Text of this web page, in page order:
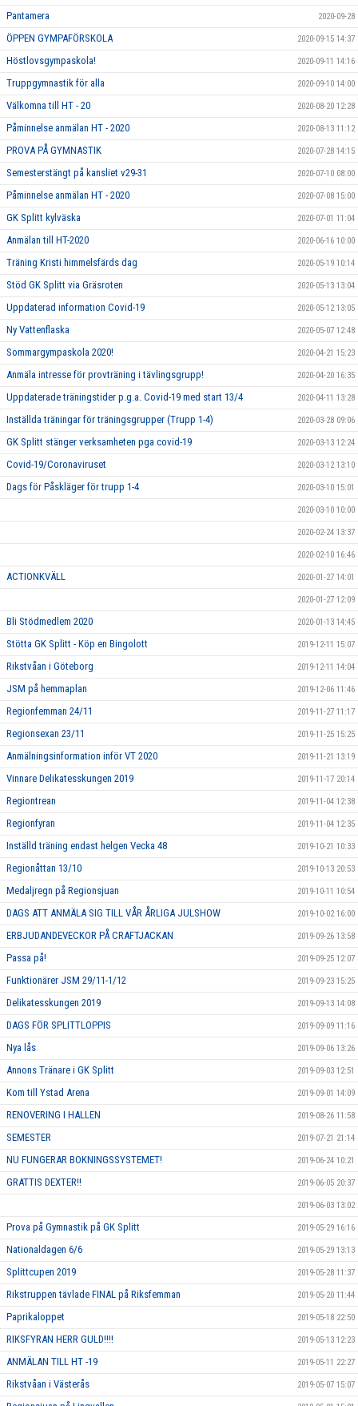
Pantamera 2020-09-28
ÖPPEN GYMPAFÖRSKOLA 2020-09-15 14:37
Höstlovsgympaskola! 2020-09-11 14:16
Truppgymnastik för alla 2020-09-10 14:00
Välkomna till HT - 20 2020-08-20 12:28
Påminnelse anmälan HT - 2020 2020-08-13 11:12
PROVA PÅ GYMNASTIK 2020-07-28 14:15
Semesterstängt på kansliet v29-31 2020-07-10 08:00
Påminnelse anmälan HT - 2020 2020-07-08 15:00
GK Splitt kylväska 2020-07-01 11:04
Anmälan till HT-2020 2020-06-16 10:00
Träning Kristi himmelsfärds dag 2020-05-19 10:14
Stöd GK Splitt via Gräsroten 2020-05-13 13:04
Uppdaterad information Covid-19 2020-05-12 13:05
Ny Vattenflaska 2020-05-07 12:48
Sommargympaskola 2020! 2020-04-21 15:23
Anmäla intresse för provträning i tävlingsgrupp! 2020-04-20 16:35
Uppdaterade träningstider p.g.a. Covid-19 med start 13/4 2020-04-11 13:28
Inställda träningar för träningsgrupper (Trupp 1-4) 2020-03-28 09:06
GK Splitt stänger verksamheten pga covid-19 2020-03-13 12:24
Covid-19/Coronaviruset 2020-03-12 13:10
Dags för Påskläger för trupp 1-4 2020-03-10 15:01
2020-03-10 10:00
2020-02-24 13:37
2020-02-10 16:46
ACTIONKVÄLL 2020-01-27 14:01
2020-01-27 12:09
Bli Stödmedlem 2020 2020-01-13 14:45
Stötta GK Splitt - Köp en Bingolott 2019-12-11 15:07
Rikstvåan i Göteborg 2019-12-11 14:04
JSM på hemmaplan 2019-12-06 11:46
Regionfemman 24/11 2019-11-27 11:17
Regionsexan 23/11 2019-11-25 15:25
Anmälningsinformation inför VT 2020 2019-11-21 13:19
Vinnare Delikatesskungen 2019 2019-11-17 20:14
Regiontrean 2019-11-04 12:38
Regionfyran 2019-11-04 12:35
Inställd träning endast helgen Vecka 48 2019-10-21 10:33
Regionåttan 13/10 2019-10-13 20:53
Medaljregn på Regionsjuan 2019-10-11 10:54
DAGS ATT ANMÄLA SIG TILL VÅR ÅRLIGA JULSHOW 2019-10-02 16:00
ERBJUDANDEVECKOR PÅ CRAFTJACKAN 2019-09-26 13:58
Passa på! 2019-09-25 12:07
Funktionärer JSM 29/11-1/12 2019-09-23 15:25
Delikatesskungen 2019 2019-09-13 14:08
DAGS FÖR SPLITTLOPPIS 2019-09-09 11:16
Nya lås 2019-09-06 13:26
Annons Tränare i GK Splitt 2019-09-03 12:51
Kom till Ystad Arena 2019-09-01 14:09
RENOVERING I HALLEN 2019-08-26 11:58
SEMESTER 2019-07-21 21:14
NU FUNGERAR BOKNINGSSYSTEMET! 2019-06-24 10:21
GRATTIS DEXTER!! 2019-06-05 20:37
2019-06-03 13:02
Prova på Gymnastik på GK Splitt 2019-05-29 16:16
Nationaldagen 6/6 2019-05-29 13:13
Splittcupen 2019 2019-05-28 11:37
Rikstruppen tävlade FINAL på Riksfemman 2019-05-20 11:44
Paprikaloppet 2019-05-18 22:50
RIKSFYRAN HERR GULD!!!! 2019-05-13 12:23
ANMÄLAN TILL HT -19 2019-05-11 22:27
Rikstvåan i Västerås 2019-05-07 15:07